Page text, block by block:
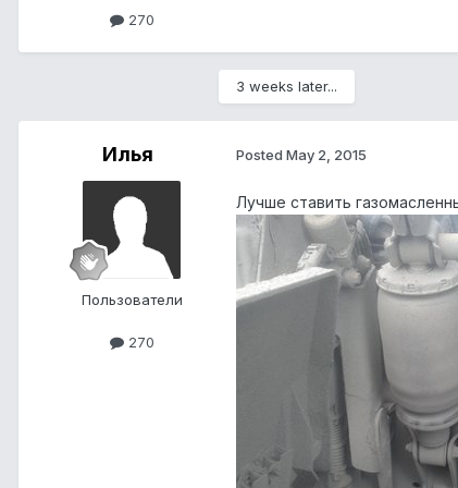
270
3 weeks later...
Илья
Пользователи
270
Posted May 2, 2015
Лучше ставить